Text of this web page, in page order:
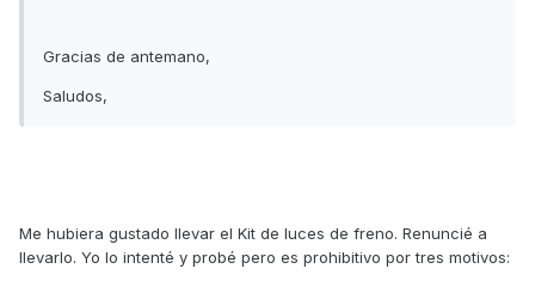
Gracias de antemano,
Saludos,
Me hubiera gustado llevar el Kit de luces de freno. Renuncié a
llevarlo. Yo lo intenté y probé pero es prohibitivo por tres motivos: